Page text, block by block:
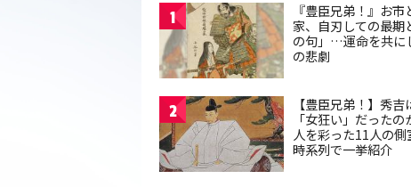
1
『豊臣兄弟！』お市
家、自刃しての最期
の句」…運命を共に
の悲劇
2
【豊臣兄弟！】秀吉
「女狂い」だったの
人を彩った11人の側
時系列で一挙紹介